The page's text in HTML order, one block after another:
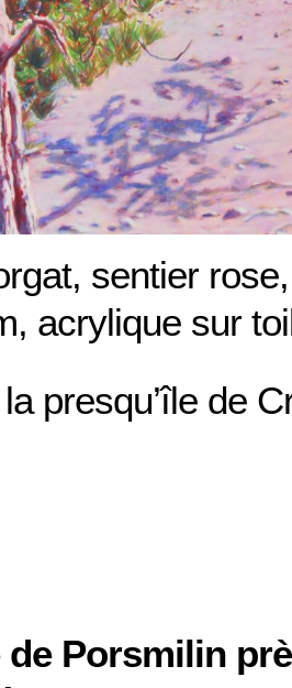
sentier
acrylique sur
presqu’île de
de Porsmilin